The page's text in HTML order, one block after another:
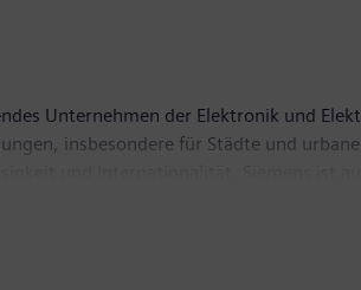
Unternehmen der Elektronik und
insbesondere für Städte und
auf grüne Produkte und Lösungen.